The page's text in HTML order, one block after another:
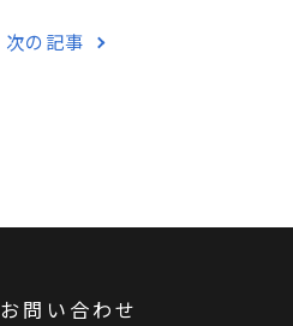
次の記事
お問い合わせ